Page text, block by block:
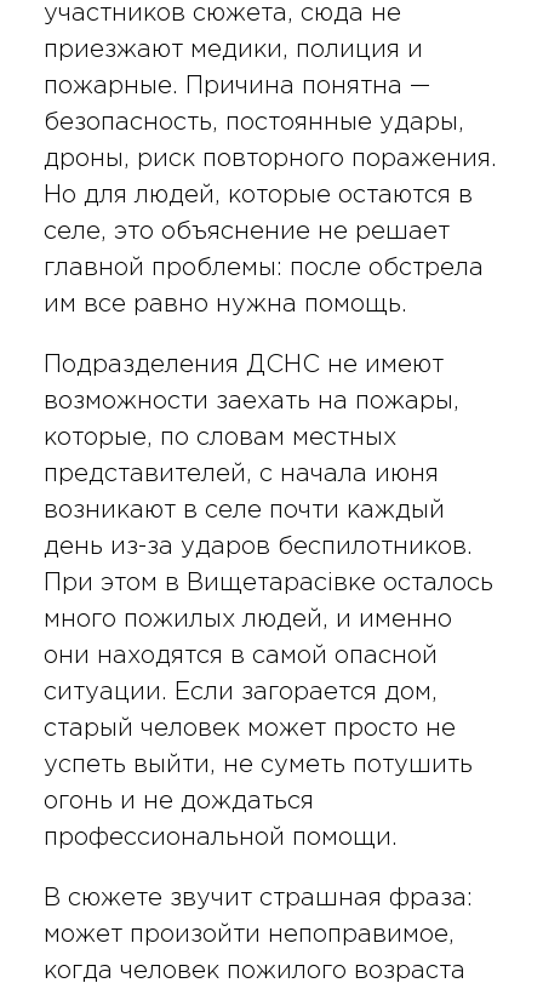
участников сюжета, сюда не
приезжают медики, полиция и
пожарные. Причина понятна —
безопасность, постоянные удары,
дроны, риск повторного поражения.
Но для людей, которые остаются в
селе, это объяснение не решает
главной проблемы: после обстрела
им все равно нужна помощь.
Подразделения ДСНС не имеют
возможности заехать на пожары,
которые, по словам местных
представителей, с начала июня
возникают в селе почти каждый
день из-за ударов беспилотников.
При этом в Вищетарасівке осталось
много пожилых людей, и именно
они находятся в самой опасной
ситуации. Если загорается дом,
старый человек может просто не
успеть выйти, не суметь потушить
огонь и не дождаться
профессиональной помощи.
В сюжете звучит страшная фраза:
может произойти непоправимое,
когда человек пожилого возраста